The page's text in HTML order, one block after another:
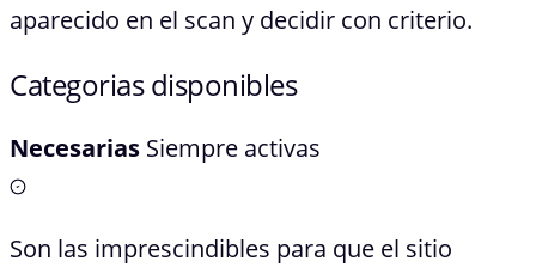
aparecido en el scan y decidir con criterio.
Categorias disponibles
Necesarias Siempre activas
Son las imprescindibles para que el sitio